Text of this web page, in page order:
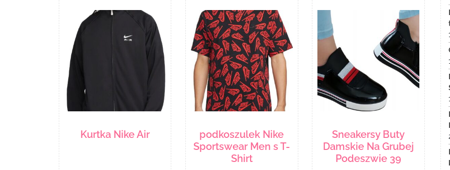
Kurtka Nike Air
podkoszulek Nike
Sportswear Men s T-
Shirt
Sneakersy Buty
Damskie Na Grubej
Podeszwie 39